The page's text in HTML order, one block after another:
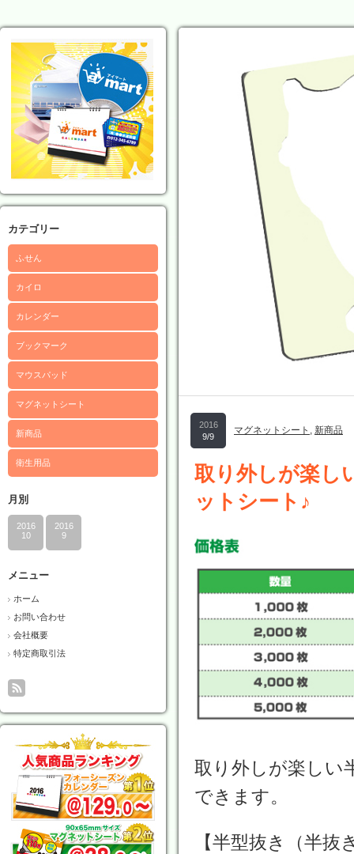
カテゴリー
ふせん
カイロ
カレンダー
ブックマーク
マウスパッド
マグネットシート
新商品
衛生用品
月別
2016
10
2016
9
メニュー
ホーム
お問い合わせ
会社概要
特定商取引法
2016
9/9
マグネットシート , 新商品
取り外しが楽し
ットシート♪
取り外しが楽しい
できます。
【半型抜き（半